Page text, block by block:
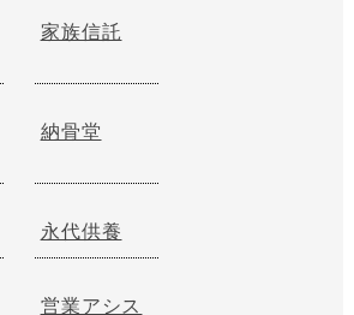
家族信託
納骨堂
永代供養
営業アシス